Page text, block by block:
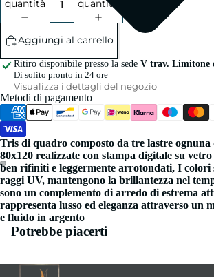
quantità
quantità
Aggiungi al carrello
Ritiro disponibile presso la sede V trav. Limitone
Di solito pronto in 24 ore
Visualizza i dettagli del negozio
Metodi di pagamento
Tris di quadro composto da tre lastre ognuna
80x120 realizzate con stampa digitale su
ben rifiniti e leggermente arrotondati, I colori
raggi UV, mantengono la brillantezza nel
sono un complemento di arredo di estrema
rappresenta lusso ed eleganza attraverso un
e fluido in argento
Potrebbe piacerti